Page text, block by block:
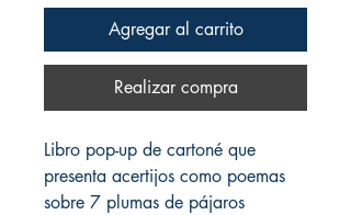
Agregar al carrito
Realizar compra
Libro pop-up de cartoné que
presenta acertijos como poemas
sobre 7 plumas de pájaros